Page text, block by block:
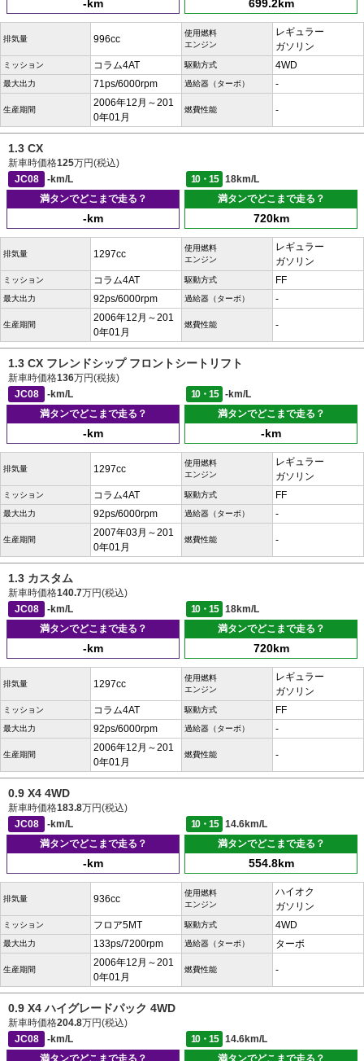
-km 699.2km
排気量 996cc
使用燃料
エンジン
レギュラー
ガソリン
ミッション コラム4AT 駆動方式 4WD
最大出力 71ps/6000rpm 過給器（ターボ） -
生産期間
2006年12月～201
0年01月
燃費性能 -
1.3 CX
新車時価格125万円(税込)
JC08
-km/L 10・15
18km/L
満タンでどこまで走る？
-km
満タンでどこまで走る？
720km
排気量 1297cc
使用燃料
エンジン
レギュラー
ガソリン
ミッション コラム4AT 駆動方式 FF
最大出力 92ps/6000rpm 過給器（ターボ） -
生産期間
2006年12月～201
0年01月
燃費性能 -
1.3 CX フレンドシップ フロントシートリフト
新車時価格136万円(税抜)
JC08
-km/L 10・15
-km/L
満タンでどこまで走る？
-km
満タンでどこまで走る？
-km
排気量 1297cc
使用燃料
エンジン
レギュラー
ガソリン
ミッション コラム4AT 駆動方式 FF
最大出力 92ps/6000rpm 過給器（ターボ） -
生産期間
2007年03月～201
0年01月
燃費性能 -
1.3 カスタム
新車時価格140.7万円(税込)
JC08
-km/L 10・15
18km/L
満タンでどこまで走る？
-km
満タンでどこまで走る？
720km
排気量 1297cc
使用燃料
エンジン
レギュラー
ガソリン
ミッション コラム4AT 駆動方式 FF
最大出力 92ps/6000rpm 過給器（ターボ） -
生産期間
2006年12月～201
0年01月
燃費性能 -
0.9 X4 4WD
新車時価格183.8万円(税込)
JC08
-km/L 10・15
14.6km/L
満タンでどこまで走る？
-km
満タンでどこまで走る？
554.8km
排気量 936cc
使用燃料
エンジン
ハイオク
ガソリン
ミッション フロア5MT 駆動方式 4WD
最大出力 133ps/7200rpm 過給器（ターボ） ターボ
生産期間
2006年12月～201
0年01月
燃費性能 -
0.9 X4 ハイグレードパック 4WD
新車時価格204.8万円(税込)
JC08
-km/L 10・15
14.6km/L